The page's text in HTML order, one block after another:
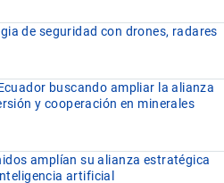
de seguridad con drones, radares
buscando ampliar la alianza
y cooperación en minerales
amplían su alianza estratégica
artificial